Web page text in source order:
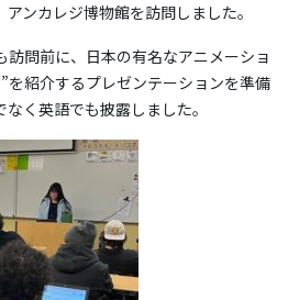
ンカレジ博物館を訪問しました。
訪問前に、日本の有名なアニメーショ
を紹介するプレゼンテーションを準備
く英語でも披露しました。